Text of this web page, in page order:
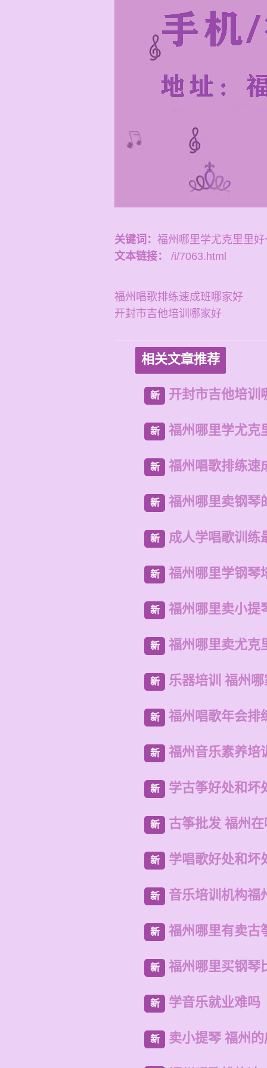
关键词： 福州哪里学尤克里里
文本链接：
/i/7063.html
福州唱歌排练速成班哪家好
开封市吉他培训哪家好
相关文章推荐
新 开封市吉他培训
新 福州哪里学尤克
新 福州唱歌排练速
新 福州哪里卖钢琴
新 成人学唱歌训练
新 福州哪里学钢琴
新 福州哪里卖小提
新 福州哪里卖尤克
新 乐器培训 福州
新 福州唱歌年会排
新 福州音乐素养培
新 学古筝好处和坏
新 古筝批发 福州
新 学唱歌好处和坏
新 音乐培训机构福
新 福州哪里有卖古
新 福州哪里买钢琴
新 学音乐就业难吗
新 卖小提琴 福州